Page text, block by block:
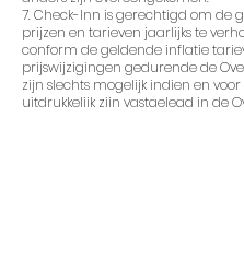
7. Check-Inn is gerechtigd om de
prijzen en tarieven jaarlijks te
conform de geldende inflatie
prijswijzigingen gedurende de
zijn slechts mogelijk indien en voor
uitdrukkelijk zijn vastgelegd in de